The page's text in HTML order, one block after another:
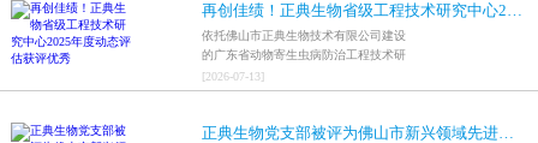
再创佳绩！正典生物省级工程技术研究中心2025年度动态评估获评优秀
依托佛山市正典生物技术有限公司建设
的广东省动物寄生虫病防治工程技术研
究中心，在全省参评科研平台中综合表
现突出，成功获评最高评价等级“优
[2026-07-13]
正典生物党支部被评为佛山市新兴领域先进基层党组织